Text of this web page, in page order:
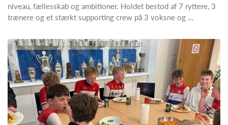
niveau, fællesskab og ambitioner. Holdet bestod af 7 ryttere, 3
trænere og et stærkt supporting crew på 3 voksne og ...